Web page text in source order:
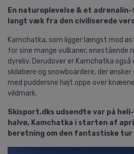
En naturoplevelse & et
langt væk fra den civiliserede
Kamchatka, som ligger længst mod
for sine mange vulkaner, enestående
dyreliv. Derudover er Kamchatka
skiløbere og snowboardere, der
med puddersne højt oppe over
vildmark.
Skisport.dks udsendte var på
halvø, Kamchatka i starten af
beretning om den fantastiske tur